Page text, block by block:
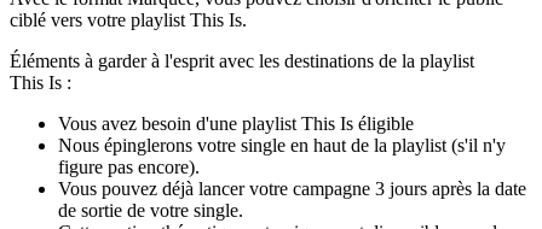
ciblé vers votre playlist This Is.
Éléments à garder à l'esprit avec les destinations de la playlist
This Is :
Vous avez besoin d'une playlist This Is éligible
Nous épinglerons votre single en haut de la playlist (s'il n'y
figure pas encore).
Vous pouvez déjà lancer votre campagne 3 jours après la date
de sortie de votre single.